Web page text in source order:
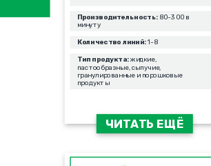
Производительность:80-300 в
минуту
Количество линий:1-8
Тип продукта:жидкие,
пастообразные, сыпучие,
гранулированные и порошковые
продукты
ЧИТАТЬ ЕЩЁ